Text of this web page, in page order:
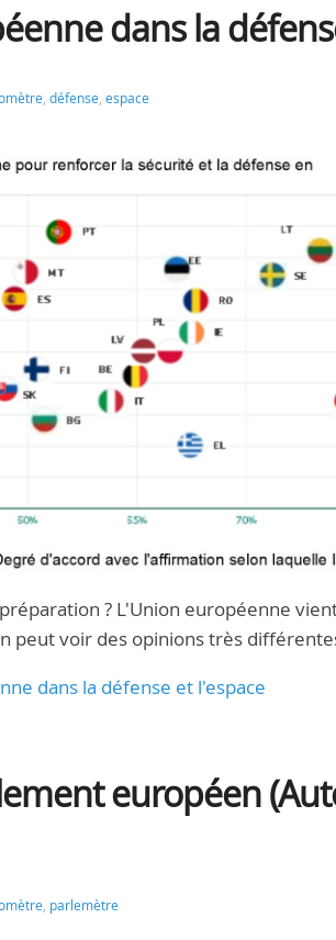
dans la
défense espace
? L'Union européenne
peut voir des opinions très
dans la défense et l'espace
européen
parlemètre